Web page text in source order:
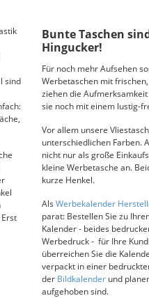
sind
Bunte Taschen
Hingucker!
Für noch mehr Aufsehen
Werbetaschen mit
ziehen die
sie noch mit einem lustig-
Vor allem unsere
unterschiedlichen Farben.
nicht nur als große
kleine Werbetasche an.
kurze Henkel.
Als Werbekalender
parat: Bestellen Sie zu
Kalender - beides
Werbedruck - für Ihre
überreichen Sie die
verpackt in einer
der Bildkalenderund
aufgehoben sind.